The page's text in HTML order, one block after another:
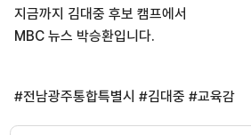
지금까지 김대중 후보 캠프에서
MBC 뉴스 박승환입니다.
#전남광주통합특별시 #김대중 #교육감